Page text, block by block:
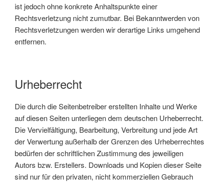
ist jedoch ohne konkrete Anhaltspunkte einer
Rechtsverletzung nicht zumutbar. Bei Bekanntwerden von
Rechtsverletzungen werden wir derartige Links umgehend
entfernen.
Urheberrecht
Die durch die Seitenbetreiber erstellten Inhalte und Werke
auf diesen Seiten unterliegen dem deutschen Urheberrecht.
Die Vervielfältigung, Bearbeitung, Verbreitung und jede Art
der Verwertung außerhalb der Grenzen des Urheberrechtes
bedürfen der schriftlichen Zustimmung des jeweiligen
Autors bzw. Erstellers. Downloads und Kopien dieser Seite
sind nur für den privaten, nicht kommerziellen Gebrauch